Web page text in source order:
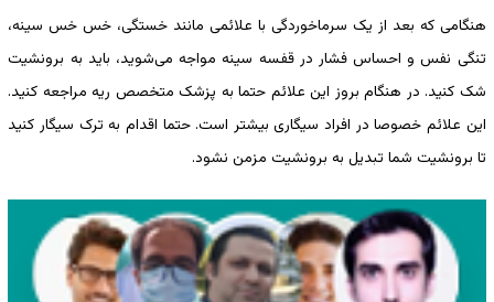
هنگامی که بعد از یک سرماخوردگی با علائمی مانند خستگی، خس خس سینه،
تنگی نفس و احساس فشار در قفسه سینه مواجه می‌شوید، باید به برونشیت
شک کنید. در هنگام بروز این علائم حتما به پزشک متخصص ریه مراجعه کنید.
این علائم خصوصا در افراد سیگاری بیشتر است. حتما اقدام به ترک سیگار کنید
تا برونشیت شما تبدیل به برونشیت مزمن نشود.